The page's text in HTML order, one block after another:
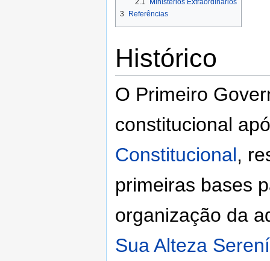
2.1
Ministérios Extraordinários
3
Referências
Histórico
O Primeiro
constitucional
Constitucional,
primeiras bases
organização da
Sua Alteza